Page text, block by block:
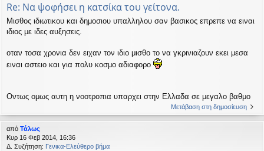
Re: Να ψοφήσει η κατσίκα του γείτονα.
Μισθος ιδιωτικου και δημοσιου υπαλληλου σαν βασικος επρεπε να ειναι
ιδιος με ιδες αυξησεις.
οταν τοσα χρονια δεν ειχαν τον ιδιο μισθο το να γκρινιαζουν εκει μεσα
ειναι αστειο και για πολυ κοσμο αδιαφορο
Οντως ομως αυτη η νοοτροπια υπαρχει στην Ελλαδα σε μεγαλο βαθμο
Μετάβαση στη δημοσίευση
από Τάλως
Κυρ 16 Φεβ 2014, 16:36
Δ. Συζήτηση: Γενικα-Ελεύθερο βήμα